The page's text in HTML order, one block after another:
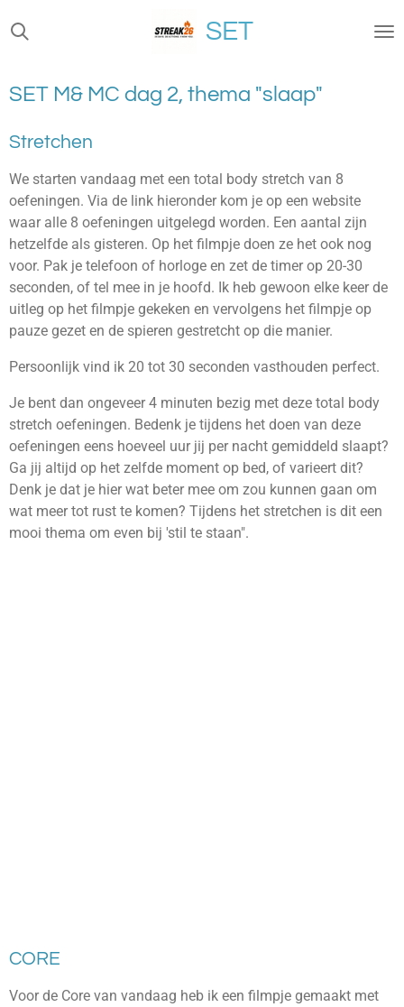
Ga
direct
de
hoofdinhoud
SET
SET M& MC dag 2, thema "slaap"
Stretchen
We starten vandaag met een total body stretch van 8
oefeningen. Via de link hieronder kom je op een website
waar alle 8 oefeningen uitgelegd worden. Een aantal zijn
hetzelfde als gisteren. Op het filmpje doen ze het ook nog
voor. Pak je telefoon of horloge en zet de timer op 20-30
seconden, of tel mee in je hoofd. Ik heb gewoon elke keer de
uitleg op het filmpje gekeken en vervolgens het filmpje op
pauze gezet en de spieren gestretcht op die manier.
Persoonlijk vind ik 20 tot 30 seconden vasthouden perfect.
Je bent dan ongeveer 4 minuten bezig met deze total body
stretch oefeningen. Bedenk je tijdens het doen van deze
oefeningen eens hoeveel uur jij per nacht gemiddeld slaapt?
Ga jij altijd op het zelfde moment op bed, of varieert dit?
Denk je dat je hier wat beter mee om zou kunnen gaan om
wat meer tot rust te komen? Tijdens het stretchen is dit een
mooi thema om even bij 'stil te staan".
CORE
Voor de Core van vandaag heb ik een filmpje gemaakt met